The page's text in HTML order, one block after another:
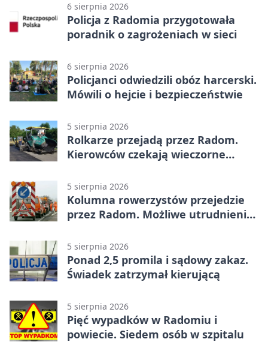
6 sierpnia 2026
Policja z Radomia przygotowała
poradnik o zagrożeniach w sieci
6 sierpnia 2026
Policjanci odwiedzili obóz harcerski.
Mówili o hejcie i bezpieczeństwie
5 sierpnia 2026
Rolkarze przejadą przez Radom.
Kierowców czekają wieczorne
5 sierpnia 2026
Kolumna rowerzystów przejedzie
przez Radom. Możliwe utrudnienia
5 sierpnia 2026
Ponad 2,5 promila i sądowy zakaz.
Świadek zatrzymał kierującą
5 sierpnia 2026
Pięć wypadków w Radomiu i
powiecie. Siedem osób w szpitalu